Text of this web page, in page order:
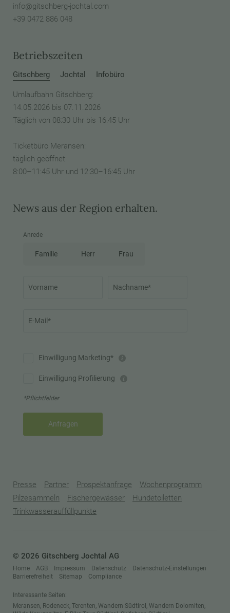
info@gitschberg-jochtal. com
+39 0472 886 048
Betriebszeiten
Gitschberg Jochtal Infobüro
Umlaufbahn Gitschberg:
14.05.2026 bis 07.11.2026
Täglich von 08:30 Uhr bis 16:45 Uhr
Ticketbüro Meransen:
täglich geöffnet
8:00–11:45 Uhr und 12:30–16:45 Uhr
News aus der Region erhalten.
Anrede
Familie Herr Frau
Vorname Nachname*
E-Mail*
Einwilligung Marketing*
Einwilligung Profilierung
*Pflichtfelder
Anfragen
Presse Partner Prospektanfrage
Wochenprogramm
Pilzesammeln
Fischergewässer
Hundetoiletten
Trinkwasserauffüllpunkte
© 2026 Gitschberg Jochtal AG
Home AGB Impressum Datenschutz
Datenschutz-Einstellungen
Barrierefreiheit
Sitemap Compliance
Interessante Seiten:
Meransen Rodeneck Terenten Wandern Südtirol Wandern Dolomiten